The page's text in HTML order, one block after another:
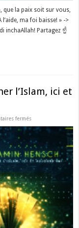
que la paix soit sur vous,
ma foi baisse! » ->
inchaAllah! Partagez ☝
l’Islam, ici et
ferméssur
Comment
l’Islam,
ici
et
aujourd’hui